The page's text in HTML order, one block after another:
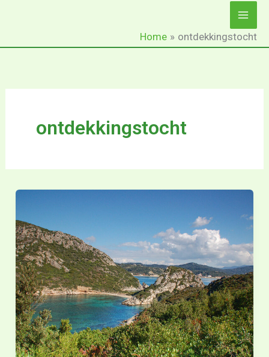
Home ontdekkingstocht
ontdekkingstocht